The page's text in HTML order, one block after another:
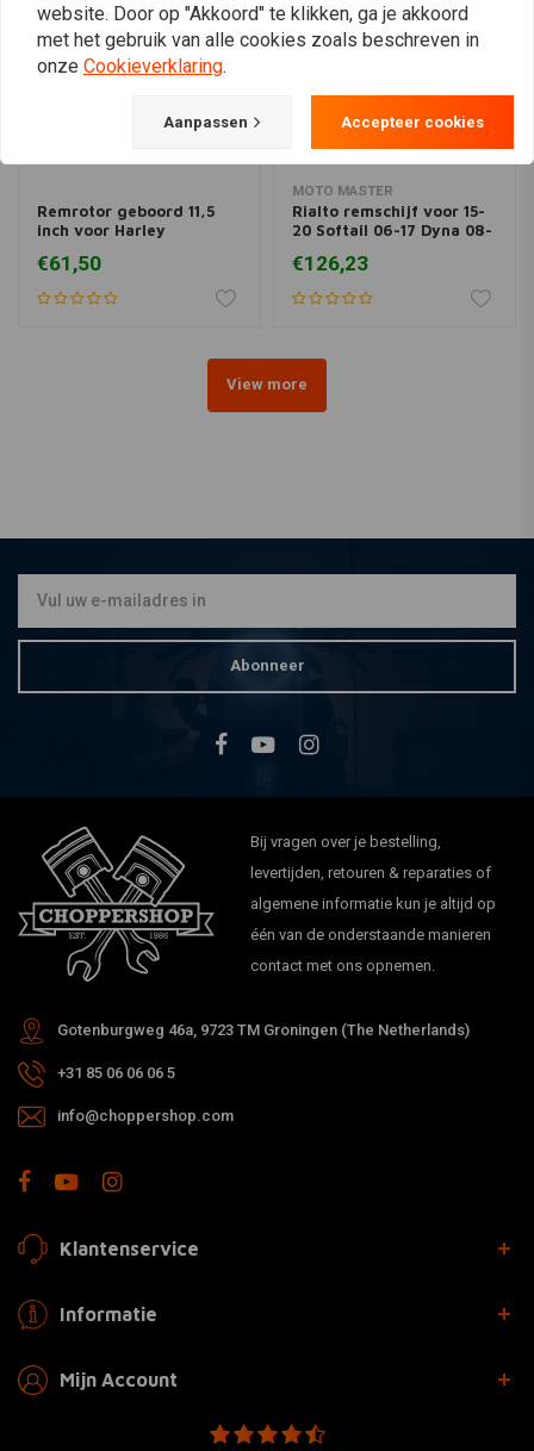
Remrotor geboord 11,5
inch voor Harley
€61,50
MOTO MASTER
Rialto remschijf voor 15-
20 Softail 06-17 Dyna 08-
20 XL
€126,23
View more
Abonneer
Bij vragen over je bestelling,
levertijden, retouren & reparaties of
algemene informatie kun je altijd op
één van de onderstaande manieren
contact met ons opnemen.
Gotenburgweg 46a, 9723 TM Groningen (The Netherlands)
+31 85 06 06 06 5
info@choppershop.com
Klantenservice
Informatie
Mijn Account
website. Door op "Akkoord" te klikken, ga je akkoord
met het gebruik van alle cookies zoals beschreven in
onze Cookieverklaring.
Aanpassen Accepteer cookies